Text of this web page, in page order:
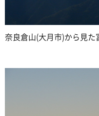
奈良倉山(大月市)から見た